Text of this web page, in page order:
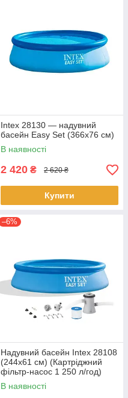
Intex 28130 — надувний
басейн Easy Set (366x76 см)
В наявності
2 420 ₴ 2 620 ₴
Купити
–6%
Надувний басейн Intex 28108
(244х61 см) (Картріджний
фільтр-насос 1 250 л/год)
В наявності